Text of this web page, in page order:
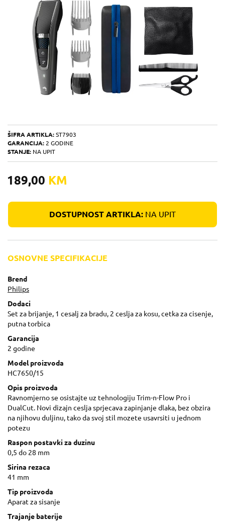
ŠIFRA ARTIKLA: ST7903
GARANCIJA: 2 GODINE
STANJE: NA UPIT
189,00 KM
DOSTUPNOST ARTIKLA: NA UPIT
OSNOVNE SPECIFIKACIJE
Brend
Philips
Dodaci
Set za brijanje, 1 cesalj za bradu, 2 ceslja za kosu, cetka za cisenje,
putna torbica
Garancija
2 godine
Model proizvoda
HC7650/15
Opis proizvoda
Ravnomjerno se osistajte uz tehnologiju Trim-n-Flow Pro i
DualCut. Novi dizajn ceslja sprjecava zapinjanje dlaka, bez obzira
na njihovu duljinu, tako da svoj stil mozete usavrsiti u jednom
potezu
Raspon postavki za duzinu
0,5 do 28 mm
Sirina rezaca
41 mm
Tip proizvoda
Aparat za sisanje
Trajanje baterije